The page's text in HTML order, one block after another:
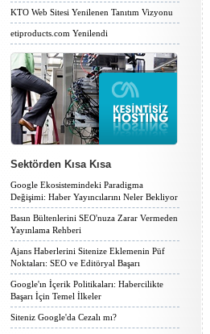
KTO Web Sitesi Yenilenen Tanıtım Vizyonu
etiproducts.com Yenilendi
Sektörden Kısa Kısa
Google Ekosistemindeki Paradigma
Değişimi: Haber Yayıncılarını Neler Bekliyor
Basın Bültenlerini SEO'nuza Zarar Vermeden
Yayınlama Rehberi
Ajans Haberlerini Sitenize Eklemenin Püf
Noktaları: SEO ve Editöryal Başarı
Google'ın İçerik Politikaları: Habercilikte
Başarı İçin Temel İlkeler
Siteniz Google'da Cezalı mı?